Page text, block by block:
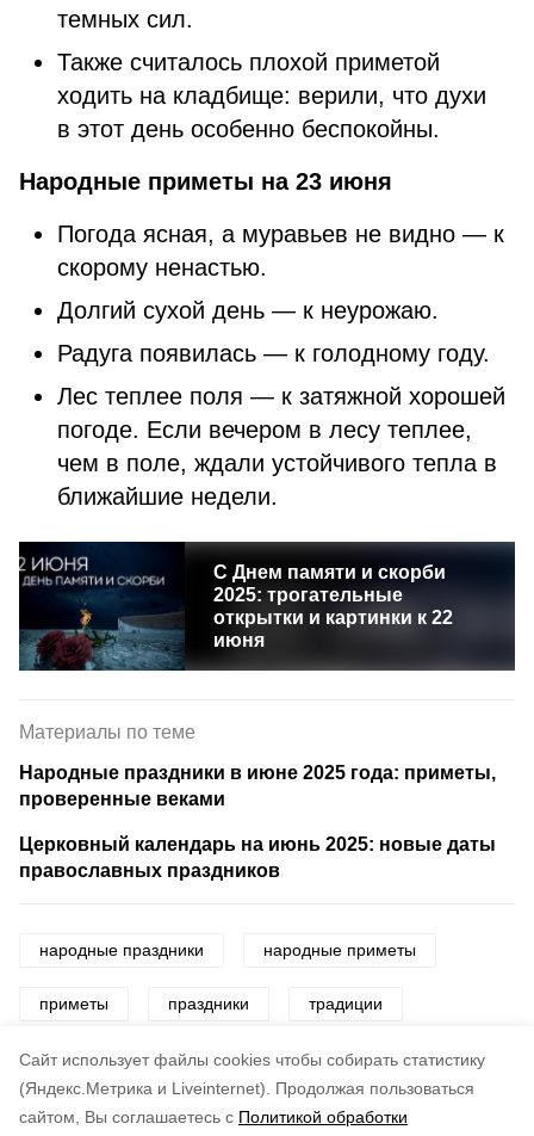
Cайт использует файлы cookies чтобы собирать статистику
(Яндекс.Метрика и Liveinternet).
Продолжая пользоваться
сайтом, Вы соглашаетесь с Политикой обработки
темных сил.
Также считалось плохой приметой
ходить на кладбище: верили, что духи
в этот день особенно беспокойны.
Народные приметы на 23 июня
Погода ясная, а муравьев не видно — к
скорому ненастью.
Долгий сухой день — к неурожаю.
Радуга появилась — к голодному году.
Лес теплее поля — к затяжной хорошей
погоде. Если вечером в лесу теплее,
чем в поле, ждали устойчивого тепла в
ближайшие недели.
С Днем памяти и скорби
2025: трогательные
открытки и картинки к 22
июня
Материалы по теме
Народные праздники в июне 2025 года: приметы,
проверенные веками
Церковный календарь на июнь 2025: новые даты
православных праздников
народные праздники народные приметы
приметы праздники традиции
поверья